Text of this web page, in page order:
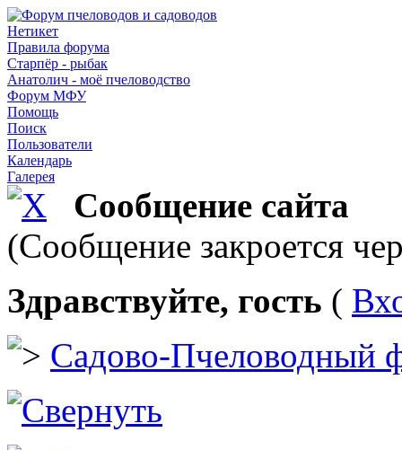
Нетикет
Правила форума
Старпёр - рыбак
Анатолич - моё пчеловодство
Форум МФУ
Помощь
Поиск
Пользователи
Календарь
Галерея
Сообщение сайта
(Сообщение закроется
Здравствуйте, гость (
Садово-Пчеловодный